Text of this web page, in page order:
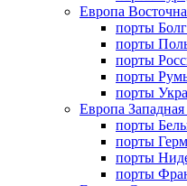
Европа
порты
порты
порты
порты
порты
Европа Западная
порты
порты
порты
порты